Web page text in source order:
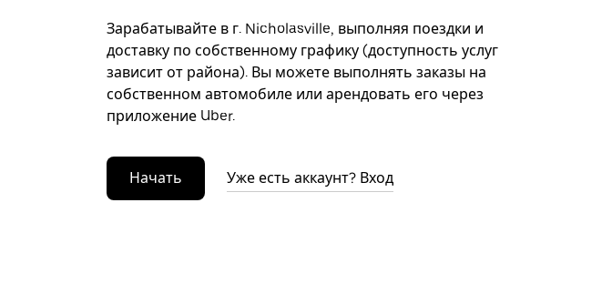
Зарабатывайте в г. Nicholasville, выполняя поездки и
доставку по собственному графику (доступность услуг
зависит от района). Вы можете выполнять заказы на
собственном автомобиле или арендовать его через
приложение Uber.
Начать Уже есть аккаунт? Вход